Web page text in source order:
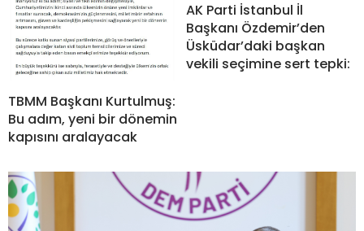
TBMM Başkanı Kurtulmuş:
Bu adım, yeni bir dönemin
kapısını aralayacak
AK Parti İstanbul İl
Başkanı Özdemir’den
Üsküdar’daki başkan
vekili seçimine sert tepki: